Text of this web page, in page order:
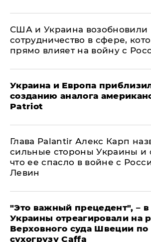
США и Украина возобновили
сотрудничество в сфере,
прямо влияет на войну с
Украина и Европа
созданию аналога
Patriot
Глава Palantir Алекс Карп
сильные стороны Украины и
что ее спасло в войне с
Левин
"Это важный прецедент", –
Украины отреагировали на
Верховного суда Швеции по
сухогрузу Caffa